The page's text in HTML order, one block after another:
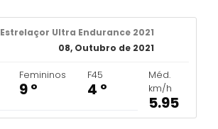
Estrelaçor Ultra Endurance 2021
08, Outubro de 2021
Femininos
9 º
F45
4 º
Méd.
km/h
5.95